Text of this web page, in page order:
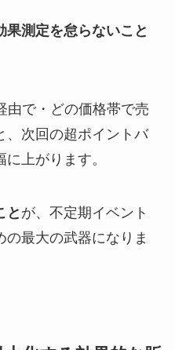
果測定を怠らないこと
由で・どの価格帯で売
、次回の超ポイントバ
上がります。
と が、不定期イベント
最大の武器になりま